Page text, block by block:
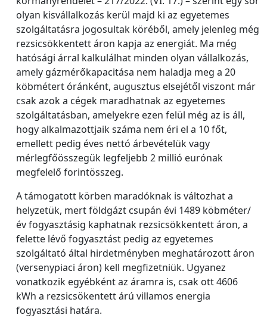
olyan kisvállalkozás kerül majd ki az egyetemes
szolgáltatásra jogosultak köréből, amely jelenleg még
rezsicsökkentett áron kapja az energiát. Ma még
hatósági árral kalkulálhat minden olyan vállalkozás,
amely gázmérőkapacitása nem haladja meg a 20
köbmétert óránként, augusztus elsejétől viszont már
csak azok a cégek maradhatnak az egyetemes
szolgáltatásban, amelyekre ezen felül még az is áll,
hogy alkalmazottjaik száma nem éri el a 10 főt,
emellett pedig éves nettó árbevételük vagy
mérlegfőösszegük legfeljebb 2 millió eurónak
megfelelő forintösszeg.
A támogatott körben maradóknak is változhat a
helyzetük, mert földgázt csupán évi 1489 köbméter/
év fogyasztásig kaphatnak rezsicsökkentett áron, a
felette lévő fogyasztást pedig az egyetemes
szolgáltató által hirdetményben meghatározott áron
(versenypiaci áron) kell megfizetniük. Ugyanez
vonatkozik egyébként az áramra is, csak ott 4606
kWh a rezsicsökentett árú villamos energia
fogyasztási határa.